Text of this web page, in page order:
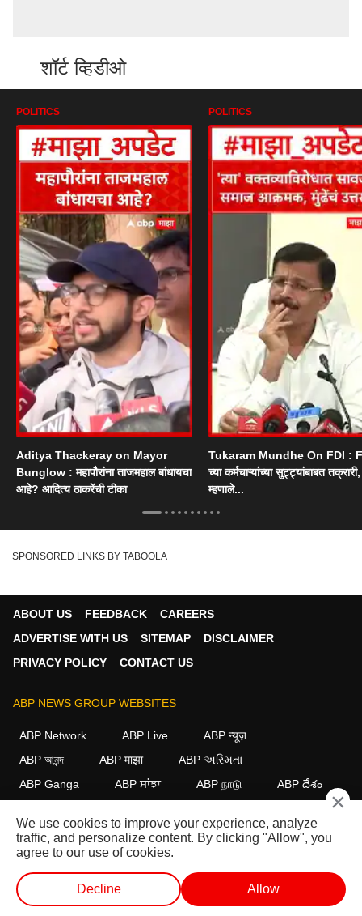
शॉर्ट व्हिडीओ
POLITICS
Aditya Thackeray on Mayor
Bunglow : महापौरांना ताजमहाल बांधायचा
आहे? आदित्य ठाकरेंची टीका
POLITICS
Tukaram Mundhe On FDI :
च्या कर्मचाऱ्यांच्या सुट्ट्यांबाबत
म्हणाले...
SPONSORED LINKS BY TABOOLA
ABOUT US FEEDBACK
CAREERS
ADVERTISE WITH US
SITEMAP
DISCLAIMER
PRIVACY POLICY
CONTACT US
ABP NEWS GROUP WEBSITES
ABP Network ABP Live
ABP न्यूज़
ABP আনন্দ
ABP माझा
ABP અસ્મિતા
ABP Ganga
ABP ਸਾਂਝਾ ABP நாடு ABP దేశం
FOLLOW US
This website follows the DNPA Code of Ethics.
Copyright@2026.
All rights reserved.
×
We use cookies to improve your experience, analyze
traffic, and personalize content. By clicking "Allow", you
agree to our use of cookies.
Decline Allow